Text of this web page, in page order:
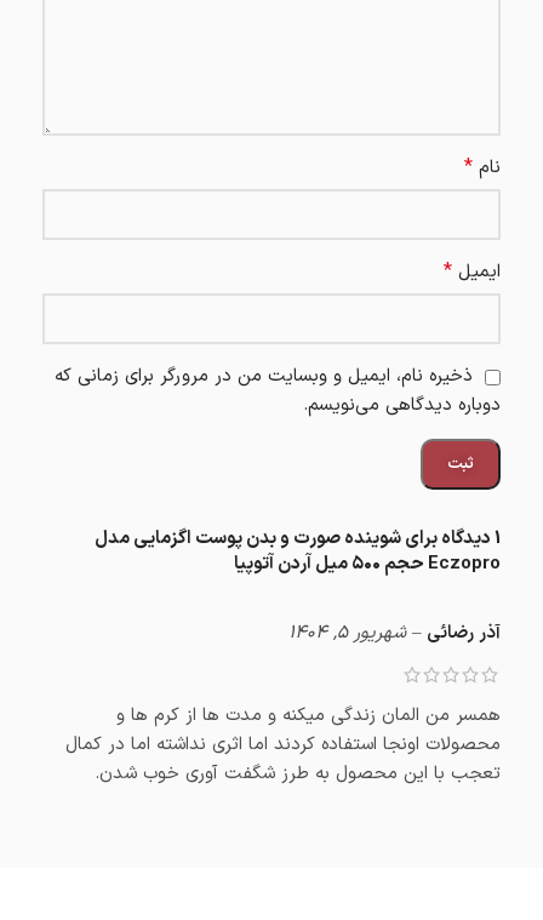
1 دیدگاه برای
شوینده صورت و بدن پوست اگزمایی مدل
Eczopro حجم ۵۰۰ میل آردن آتوپیا
آذر رضائی – شهریور 5, 1404
همسر من المان زندگی میکنه و مدت ها از کرم ها و
محصولات اونجا استفاده کردند اما اثری نداشته اما در کمال
تعجب با این محصول به طرز شگفت آوری خوب شدن.
نام *
ایمیل *
ذخیره نام، ایمیل و وبسایت من در مرورگر برای زمانی که
دوباره دیدگاهی می‌نویسم.